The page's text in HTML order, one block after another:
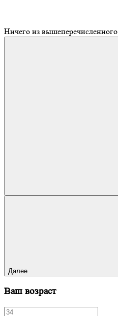
Ничего из вышеперечисленного
Далее
Ваш возраст